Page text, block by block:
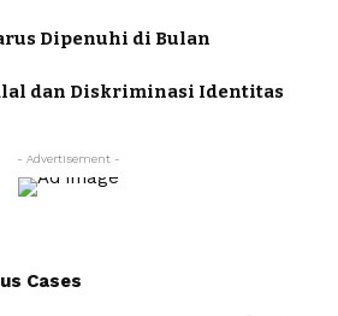
Dipenuhi di Bulan
dan Diskriminasi Identitas
- Advertisement -
Cases